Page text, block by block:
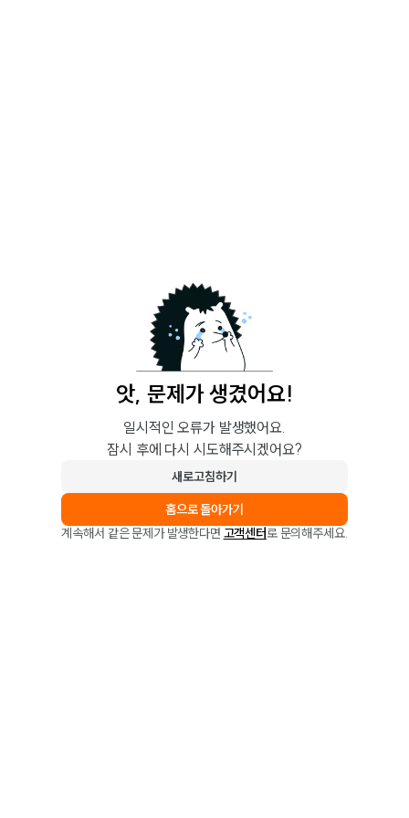
앗, 문제가 생겼어요!
일시적인 오류가 발생했어요.
잠시 후에 다시 시도해주시겠어요?
새로고침하기
홈으로 돌아가기
계속해서 같은 문제가 발생한다면 고객센터로 문의해주세요.